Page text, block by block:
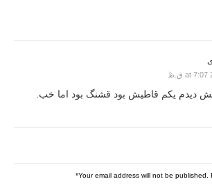
دیدم یکم قاطیش بود قشنگ بود اما خب.
Your email address will not be published.
*